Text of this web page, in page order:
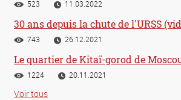
523 11.03.2022
30 ans depuis la chute de l'URSS
743 26.12.2021
Le quartier de Kitaï-gorod de
1224 20.11.2021
Voir tous